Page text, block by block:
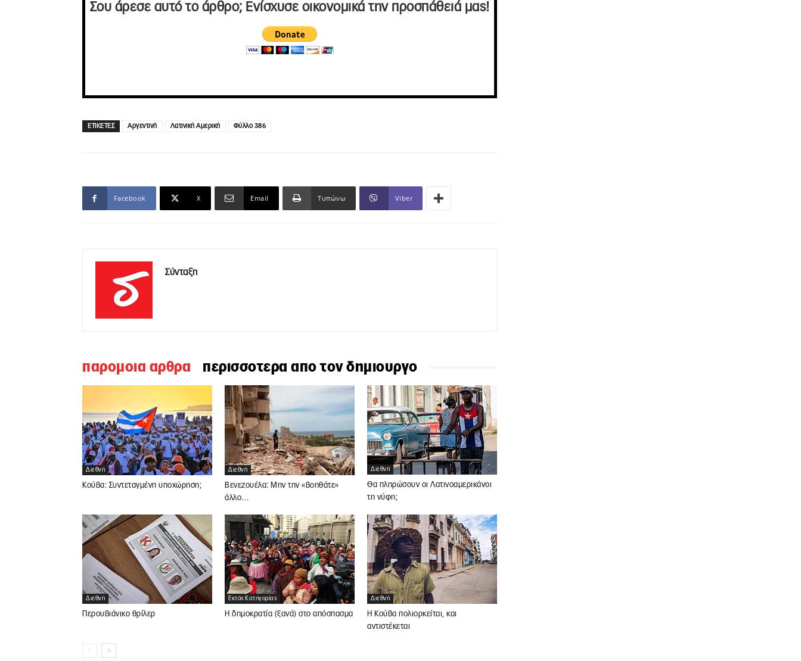
Σου άρεσε αυτό το άρθρο; Ενίσχυσε οικονομικά την προσπάθειά μας!
ΕΤΙΚΕΤΕΣ Αργεντινή Λατινική Αμερική Φύλλο 386
Facebook X Email Τυπώνω Viber
Σύνταξη
παρομοια αρθρα περισσοτερα απο τον δημιουργο
Διεθνή
Κούβα: Συντεταγμένη υποχώρηση;
Διεθνή
Βενεζουέλα: Μην την «βοηθάτε»
άλλο…
Διεθνή
Θα πληρώσουν οι Λατινοαμερικάνοι
τη νύφη;
Διεθνή
Περουβιάνικο θρίλερ
Εκτός Κατηγορίας
Η δημοκρατία (ξανά) στο απόσπασμα
Διεθνή
Η Κούβα πολιορκείται, και
αντιστέκεται